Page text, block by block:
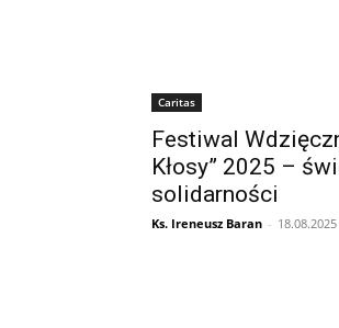
Caritas
Festiwal
Kłosy” 2025 –
solidarności
Ks. Ireneusz Baran - 18.08.2025